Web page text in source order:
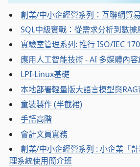
創業/中小企經營系列：互聯網貿
SQL中級實戰：從需求分析到數據
實驗室管理系列: 推行 ISO/IEC
應用人工智能技術 - AI 多媒體內
LPI-Linux基礎
本地部署輕量版大語言模型與
童裝製作 (半截裙)
手語高階
會計文員實務
創業/中小企經營系列 : 小企業「
理系統使用簡介班